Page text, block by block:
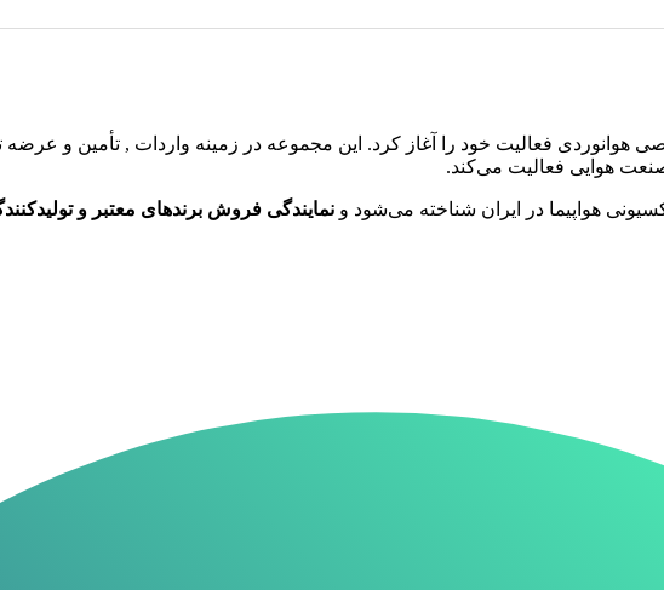
و تجهیزات تخصصی هوانوردی فعالیت خود را آغاز کرد. این مجموعه در زمینه واردات , تأمین
هوایی فعالیت می‌کند.
هواپیما در ایران شناخته می‌شود ونمایندگی فروش برندهای معتبر و